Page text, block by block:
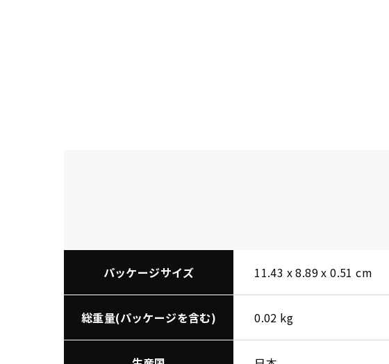
パッケージサイズ 11.43 x 8.89 x 0.51 cm
総重量(パッケージを含む) 0.02 kg